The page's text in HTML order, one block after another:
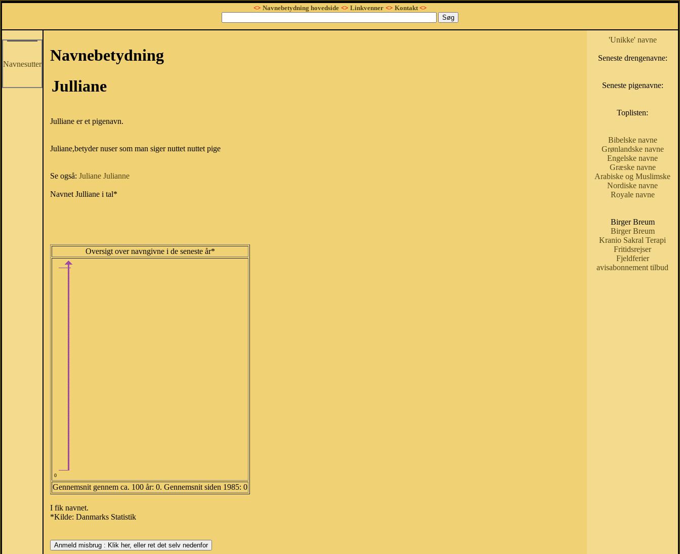
<> Navnebetydning hovedside <> Linkvenner <> Kontakt<>
Navnesutter
Navnebetydning
Julliane
Julliane er et pigenavn.
Juliane,betyder nuser som man siger nuttet nuttet pige
Se også: Juliane Julianne
Navnet Julliane i tal*
Oversigt over navngivne i de seneste år*
0
Gennemsnit gennem ca. 100 år: 0. Gennemsnit siden 1985: 0
I fik navnet.
*Kilde: Danmarks Statistik
'Unikke' navne
Seneste drengenavne:
Seneste pigenavne:
Toplisten:
Bibelske navne
Grønlandske navne
Engelske navne
Græske navne
Arabiske og Muslimske
Nordiske navne
Royale navne
Birger Breum
Birger Breum
Kranio Sakral Terapi
Fritidsrejser
Fjeldferier
avisabonnement tilbud